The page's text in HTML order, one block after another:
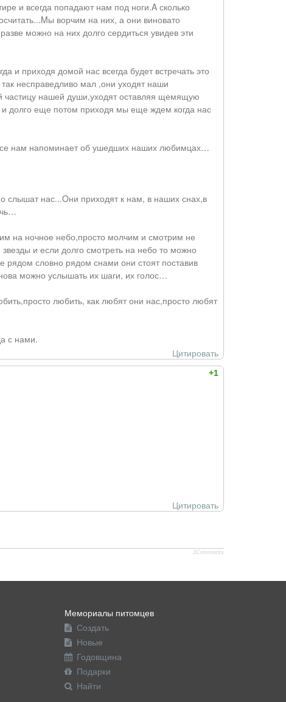
и всегда попадают нам под ноги.A сколько
ворчим на них, а они виновато
можно на них долго сердиться увидев эти
и приходя домой нас всегда будет встречать это
несправедливо мал ,они уходят наши
частицу нашей души,уходят оставляя щемящую
и долго еще потом приходя мы еще ждем когда нас
нам напоминает об ушедших наших любимцах…
слышат нас...Oни приходят к нам, в наших снах,в
на ночное небо,просто молчим и смотрим не
и если долго смотреть на небо то можно
рядом словно рядом снами они стоят поставив
можно услышать их шаги, их голос…
любить, как любят они нас,просто любят
с нами.
Цитировать
+1
Цитировать
JComments
Мемориалы питомцев
Создать
Новые
Годовщина
Подарки
Найти